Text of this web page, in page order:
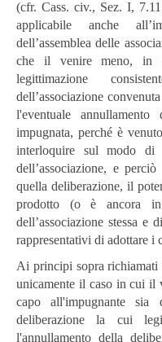
(cfr. Cass. civ., Sez. I,
applicabile anche
dell’assemblea delle
che il venire meno, in
legittimazione
dell’associazione
l'eventuale annullamento
impugnata, perché è
interloquire sul modo di
dell’associazione, e
quella deliberazione, il
prodotto (o è ancora
dell’associazione stessa e
rappresentativi di adottare i
Ai principi sopra richiamati
unicamente il caso in cui il
capo all'impugnante sia
deliberazione la cui
l'annullamento della